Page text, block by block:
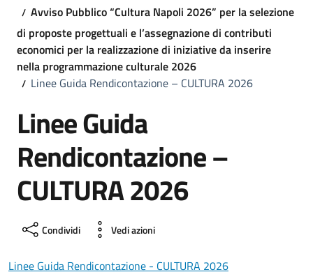
Avviso Pubblico “Cultura Napoli 2026” per la selezione
di proposte progettuali e l’assegnazione di contributi
economici per la realizzazione di iniziative da inserire
nella programmazione culturale 2026
Linee Guida Rendicontazione – CULTURA 2026
Linee Guida
Rendicontazione –
CULTURA 2026
Condividi Vedi azioni
Linee Guida Rendicontazione - CULTURA 2026